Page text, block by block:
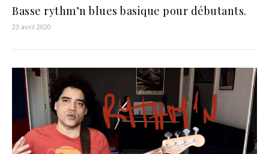
Basse rythm’n blues basique pour débutants.
23 avril 2020